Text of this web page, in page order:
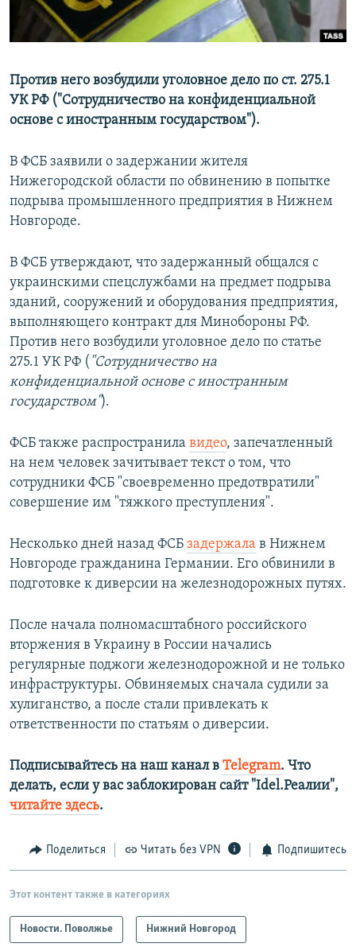
Все сайты РСЕ/РС
Против него возбудили уголовное дело по ст. 275.1
УК РФ ("Сотрудничество на конфиденциальной
основе с иностранным государством").
В ФСБ заявили о задержании жителя
Нижегородской области по обвинению в попытке
подрыва промышленного предприятия в Нижнем
Новгороде.
В ФСБ утверждают, что задержанный общался с
украинскими спецслужбами на предмет подрыва
зданий, сооружений и оборудования предприятия,
выполняющего контракт для Минобороны РФ.
Против него возбудили уголовное дело по статье
275.1 УК РФ ( "Сотрудничество на
конфиденциальной основе с иностранным
государством").
ФСБ также распространила видео, запечатленный
на нем человек зачитывает текст о том, что
сотрудники ФСБ "своевременно предотвратили"
совершение им "тяжкого преступления".
Несколько дней назад ФСБ задержала в Нижнем
Новгороде гражданина Германии. Его обвинили в
подготовке к диверсии на железнодорожных путях.
После начала полномасштабного российского
вторжения в Украину в России начались
регулярные поджоги железнодорожной и не только
инфраструктуры. Обвиняемых сначала судили за
хулиганство, а после стали привлекать к
ответственности по статьям о диверсии.
Подписывайтесь на наш канал в Telegram. Что
делать, если у вас заблокирован сайт "Idel.Реалии",
читайте здесь.
Поделиться Читать без VPN Подпишитесь
Этот контент также в категориях
Новости. Поволжье Нижний Новгород